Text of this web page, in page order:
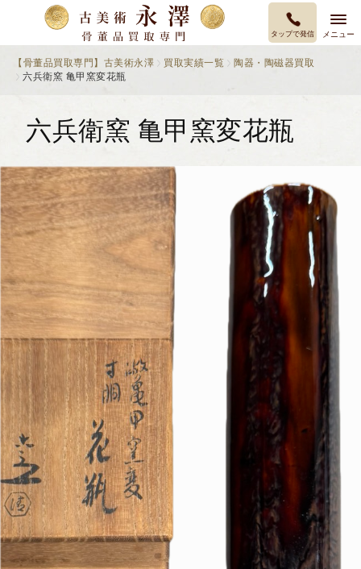
タップで発信 メニュー
【骨董品買取専門】古美術永澤 買取実績一覧
陶器・陶磁器買取
六兵衛窯 亀甲窯変花瓶
六兵衛窯 亀甲窯変花瓶